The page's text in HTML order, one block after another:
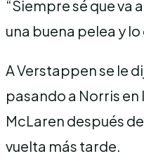
“Siempre sé que va
una buena pelea y
A Verstappen se le
pasando a Norris
McLaren después
vuelta más tarde.